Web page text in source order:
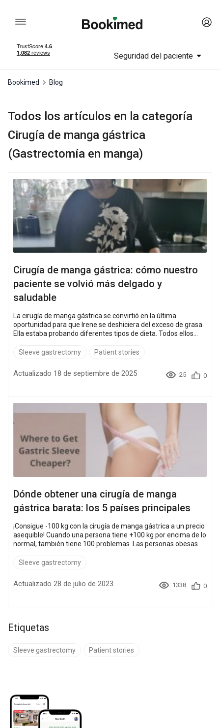
Seguridad del paciente
Bookimed Blog
Todos los artículos en la categoría
Cirugía de manga gástrica
(Gastrectomía en manga)
Cirugía de manga gástrica: cómo nuestro
paciente se volvió más delgado y
saludable
La cirugía de manga gástrica se convirtió en la última
oportunidad para que Irene se deshiciera del exceso de grasa.
Ella estaba probando diferentes tipos de dieta. Todos ellos
132 kilogramos, Irene se dio cuenta de que necesitaba
gástrica. Ha pasado poco tiempo, pero Irene ya siente que su
vida ha cambiado drásticamente: vu...
Sleeve gastrectomy Patient stories
Actualizado 18 de septiembre de 2025 25 0
Dónde obtener una cirugía de manga
gástrica barata: los 5 países principales
¡Consigue -100 kg con la cirugía de manga gástrica a un precio
asequible! Cuando una persona tiene +100 kg por encima de lo
normal, también tiene 100 problemas. Las personas obesas
relacionadas y limitaciones de movilidad. Y debido al culto al
incómodas e inseguras. Casi 2 mil millones de adultos
mayores de 18 años en todo el mundo...
Sleeve gastrectomy
Actualizado 28 de julio de 2023 1338 0
Etiquetas
Sleeve gastrectomy Patient stories